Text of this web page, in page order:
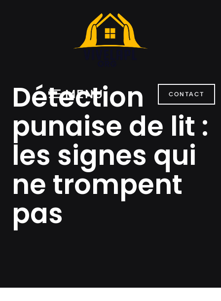
MENU CONTACT
Détection
punaise de lit :
les signes qui
ne trompent
pas